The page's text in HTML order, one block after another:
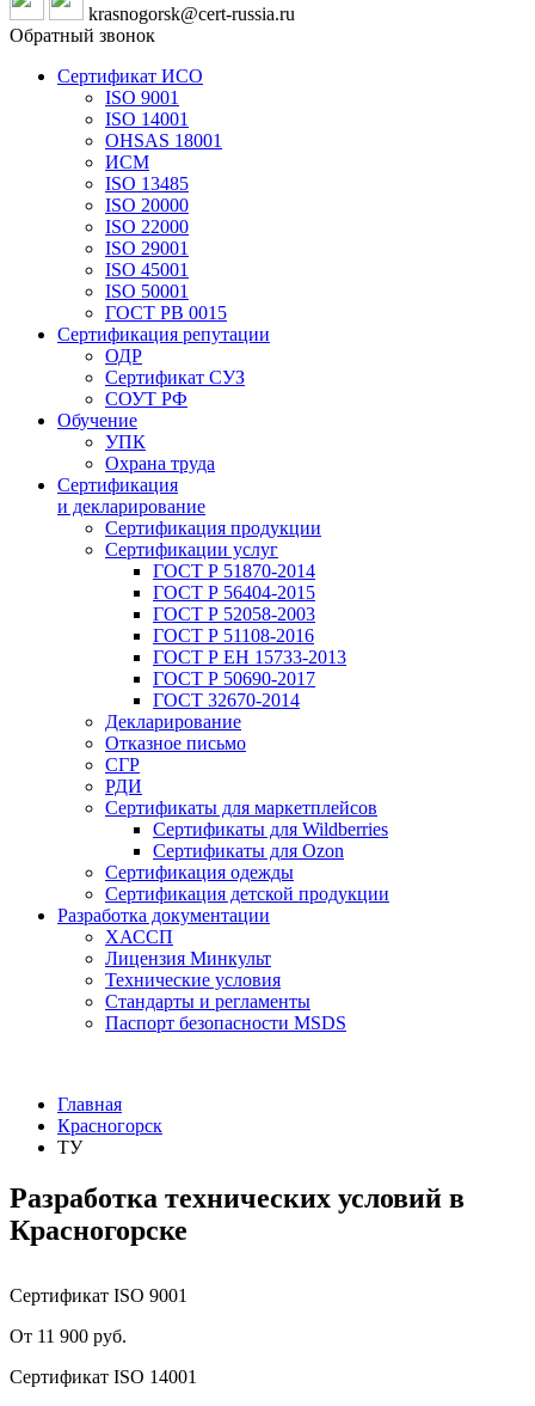
krasnogorsk@cert-russia.ru
Обратный звонок
Сертификат ИСО
ISO 9001
ISO 14001
OHSAS 18001
ИСМ
ISO 13485
ISO 20000
ISO 22000
ISO 29001
ISO 45001
ISO 50001
ГОСТ РВ 0015
Сертификация репутации
ОДР
Сертификат СУЗ
СОУТ РФ
Обучение
УПК
Охрана труда
Сертификация
и декларирование
Сертификация продукции
Сертификации услуг
ГОСТ Р 51870-2014
ГОСТ Р 56404-2015
ГОСТ Р 52058-2003
ГОСТ Р 51108-2016
ГОСТ Р ЕН 15733-2013
ГОСТ Р 50690-2017
ГОСТ 32670-2014
Декларирование
Отказное письмо
СГР
РДИ
Сертификаты для маркетплейсов
Сертификаты для Wildberries
Сертификаты для Ozon
Сертификация одежды
Сертификация детской продукции
Разработка документации
ХАССП
Лицензия Минкульт
Технические условия
Стандарты и регламенты
Паспорт безопасности MSDS
Главная
Красногорск
ТУ
Разработка технических условий в
Красногорске
Сертификат ISO 9001
От 11 900 руб.
Сертификат ISO 14001